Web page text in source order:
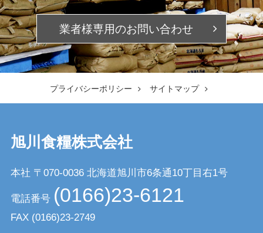
業者様専用のお問い合わせ
プライバシーポリシー サイトマップ
旭川食糧株式会社
本社 〒070-0036 北海道旭川市6条通10丁目右1号
電話番号 (0166)23-6121
FAX (0166)23-2749